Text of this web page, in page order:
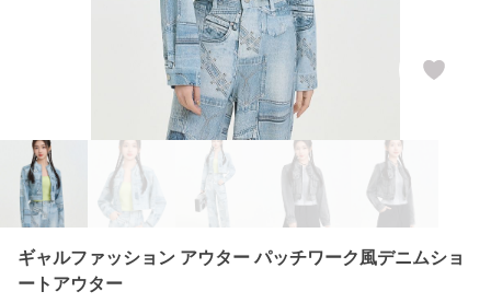
ギャルファッション アウター パッチワーク風デニムショ
ートアウター